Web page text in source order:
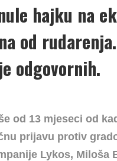
hajku na
od
odgovornih.
od 13 mjeseci od
prijavu protiv
Lykos, Miloša